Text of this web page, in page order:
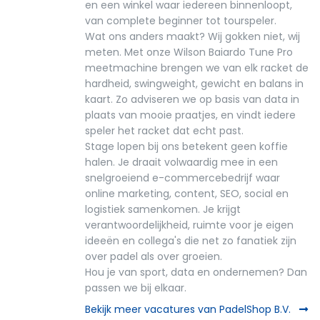
en een winkel waar iedereen binnenloopt,
van complete beginner tot tourspeler.
Wat ons anders maakt? Wij gokken niet, wij
meten. Met onze Wilson Baiardo Tune Pro
meetmachine brengen we van elk racket de
hardheid, swingweight, gewicht en balans in
kaart. Zo adviseren we op basis van data in
plaats van mooie praatjes, en vindt iedere
speler het racket dat echt past.
Stage lopen bij ons betekent geen koffie
halen. Je draait volwaardig mee in een
snelgroeiend e-commercebedrijf waar
online marketing, content, SEO, social en
logistiek samenkomen. Je krijgt
verantwoordelijkheid, ruimte voor je eigen
ideeën en collega's die net zo fanatiek zijn
over padel als over groeien.
Hou je van sport, data en ondernemen? Dan
passen we bij elkaar.
Bekijk meer vacatures van PadelShop B.V.